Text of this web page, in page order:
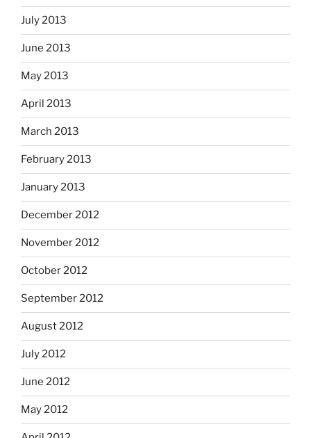
July 2013
June 2013
May 2013
April 2013
March 2013
February 2013
January 2013
December 2012
November 2012
October 2012
September 2012
August 2012
July 2012
June 2012
May 2012